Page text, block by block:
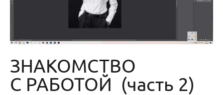
ЗНАКОМСТВО
С РАБОТОЙ (часть 2)